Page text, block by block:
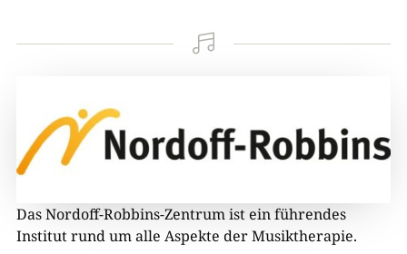

Das Nordoff-Robbins-Zentrum ist ein führendes
Institut rund um alle Aspekte der Musiktherapie.